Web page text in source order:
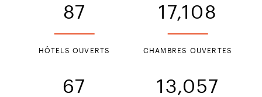
Kimpton Fitzroy London
87
HÔTELS OUVERTS
17,108
CHAMBRES OUVERTES
67 13,057